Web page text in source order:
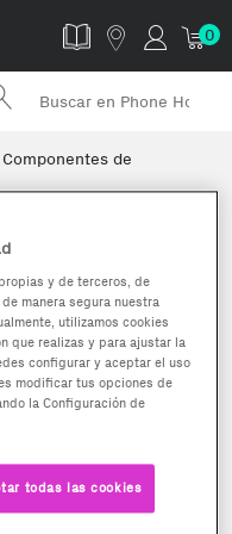
0
Componentes de
y de terceros, de
manera segura nuestra
utilizamos cookies
que realizas y para ajustar la
configurar y aceptar el uso
modificar tus opciones de
la Configuración de
todas las cookies